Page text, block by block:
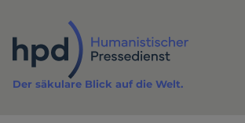
Inhalt
Der säkulare Blick auf die Welt.